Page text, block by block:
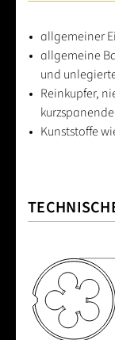
allgemeiner
allgemeine
und
Reinkupfer,
Kunststoffe